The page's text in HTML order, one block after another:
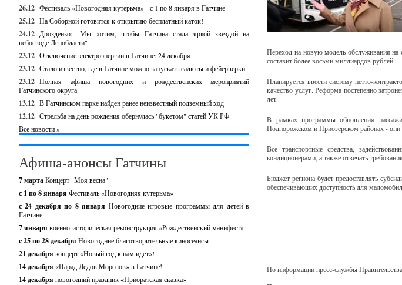
26.12 Фестиваль «Новогодняя кутерьма» - с 1 по 8 января в Гатчине
25.12 На Соборной готовится к открытию бесплатный каток!
24.12 Дрозденко: "Мы хотим, чтобы Гатчина стала яркой звездой на
небосводе Ленобласти"
23.12 Отключение электроэнергии в Гатчине: 24 декабря
23.12 Стало известно, где в Гатчине можно запускать салюты и фейерверки
23.12 Полная афиша новогодних и рождественских мероприятий
Гатчинского округа
13.12 В Гатчинском парке найден ранее неизвестный подземный ход
12.12 Стрельба на день рождения обернулась "букетом" статей УК РФ
Все новости »
Афиша-анонсы Гатчины
7 мартаКонцерт "Моя весна"
с 1 по 8 января Фестиваль «Новогодняя кутерьма»
с 24 декабря по 8 января Новогодние игровые программы для детей в
Гатчине
7 января военно-историческая реконструкция «Рождественский манифест»
c 25 по 28 декабря Новогодние благотворительные киносеансы
21 декабря концерт «Новый год к нам идет»!
14 декабря «Парад Дедов Морозов» в Гатчине!
14 декабря новогодний праздник «Приоратская сказка»
Переход на новую модель обслуживания
составит более восьми миллиардов рублей.
Планируется ввести систему нетто-
качество услуг. Реформа постепенно
лет.
В рамках программы обновления
Подпорожском и Приозерском районах - они
Все транспортные средства,
кондиционерами, а также отвечать
Бюджет региона будет предоставлять
обеспечивающих доступность для
По информации пресс-службы